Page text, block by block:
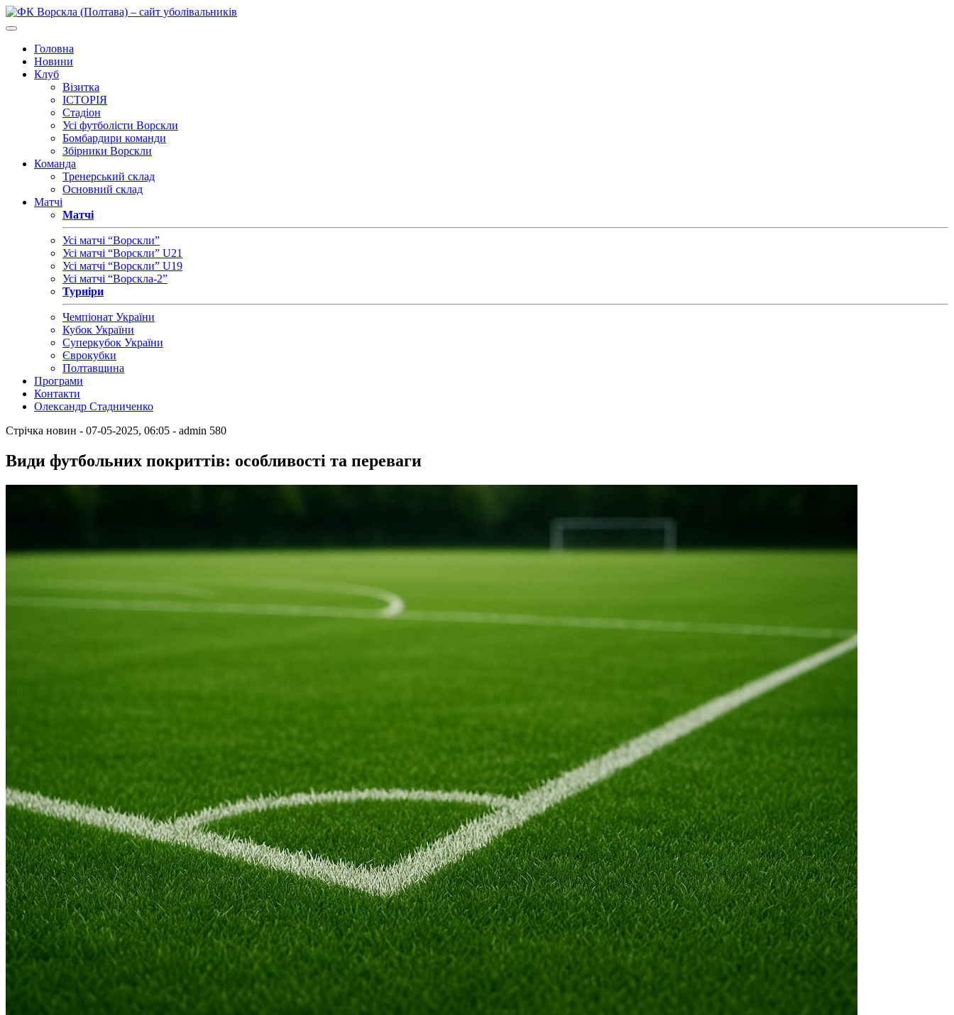
Головна
Новини
Клуб
Візитка
ІСТОРІЯ
Стадіон
Усі футболісти Ворскли
Бомбардири команди
Збірники Ворскли
Команда
Тренерський склад
Основний склад
Матчі
Матчі
Усі матчі “Ворскли”
Усі матчі “Ворскли” U21
Усі матчі “Ворскли” U19
Усі матчі “Ворскла-2”
Турніри
Чемпіонат України
Кубок України
Суперкубок України
Єврокубки
Полтавщина
Програми
Контакти
Олександр Стадниченко
Стрічка новин - 07-05-2025, 06:05 - admin 580
Види футбольних покриттів: особливості та переваги